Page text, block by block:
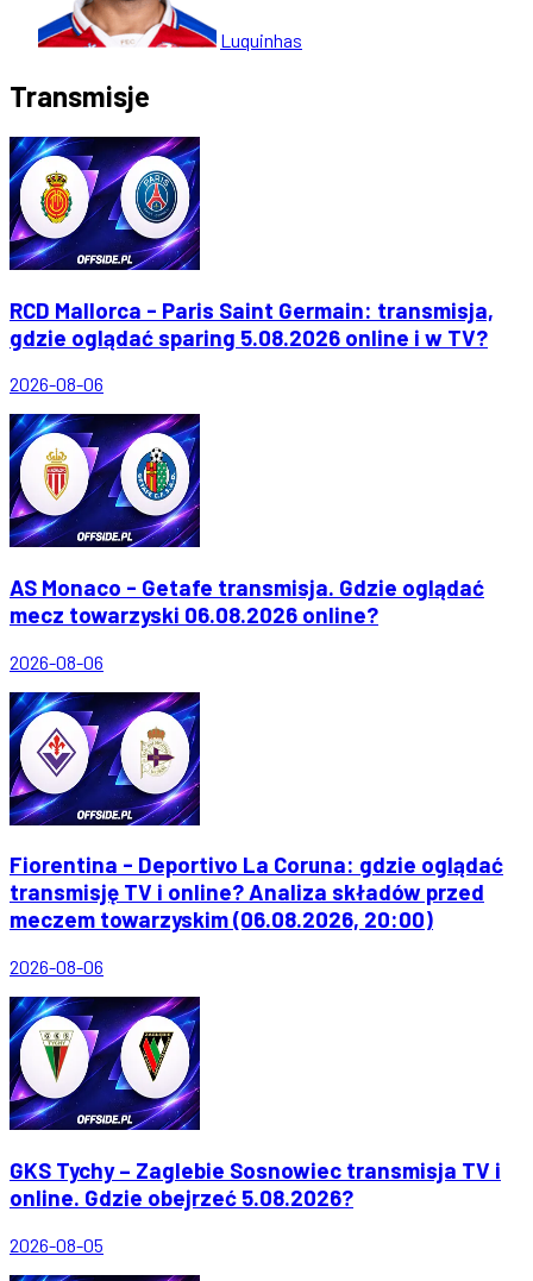
Luquinhas
Transmisje
RCD Mallorca - Paris Saint Germain: transmisja,
gdzie oglądać sparing 5.08.2026 online i w TV?
2026-08-06
AS Monaco - Getafe transmisja. Gdzie oglądać
mecz towarzyski 06.08.2026 online?
2026-08-06
Fiorentina - Deportivo La Coruna: gdzie oglądać
transmisję TV i online? Analiza składów przed
meczem towarzyskim (06.08.2026, 20:00)
2026-08-06
GKS Tychy – Zaglebie Sosnowiec transmisja TV i
online. Gdzie obejrzeć 5.08.2026?
2026-08-05